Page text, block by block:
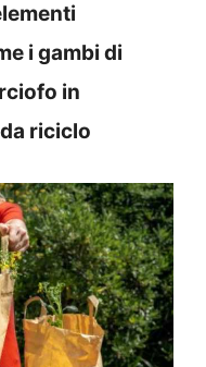
i gambi di
in
riciclo